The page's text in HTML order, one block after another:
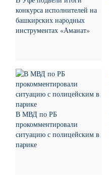
конкурса исполнителей на
башкирских народных
инструментах «Аманат»
В МВД по РБ
прокомментировали
ситуацию с полицейским в
парике